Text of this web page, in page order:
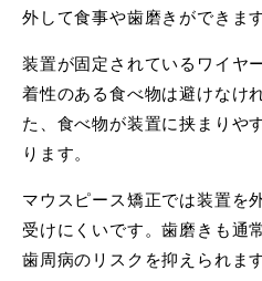
外して食事や歯磨きができます
装置が固定されているワイヤ
着性のある食べ物は避けなけ
た、食べ物が装置に挟まりや
ります。
マウスピース矯正では装置を
受けにくいです。歯磨きも通
歯周病のリスクを抑えられます